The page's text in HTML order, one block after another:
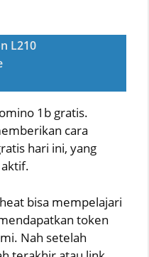
L210
1b gratis.
cara
hari ini, yang
bisa mempelajari
token
Nah setelah